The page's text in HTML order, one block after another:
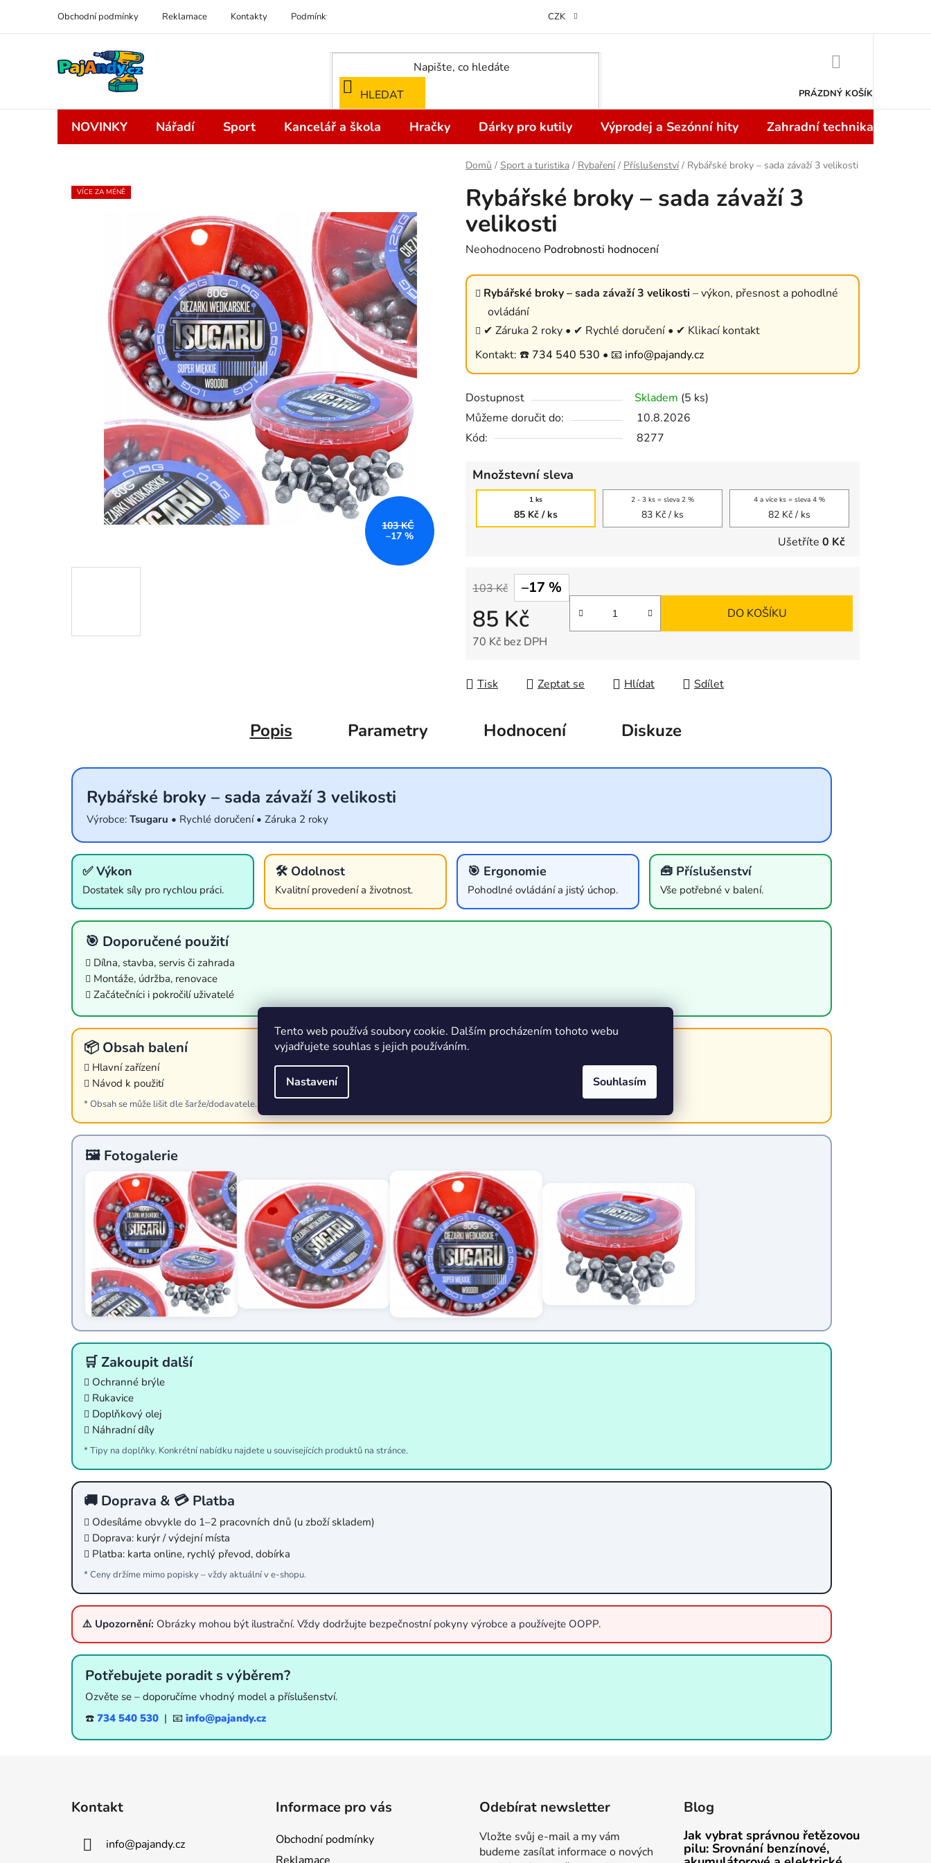
Tento web používá soubory cookie. Dalším procházením tohoto webu
vyjadřujete souhlas s jejich používáním.
Nastavení Souhlasím
obsah
Obchodní podmínky Reklamace Kontakty Podmínky ochrany osobních údajů Odstoupení od kupní smlouvy do 14 dní
CZK
HLEDAT PRÁZDNÝ KOŠÍK
NOVINKY Nářadí Sport Kancelář a škola Hračky Dárky pro kutily Výprodej a Sezónní hity Zahradní technika
Domů / Sport a turistika / Rybaření / Příslušenství / Rybářské broky – sada závaží 3 velikosti
Rybářské broky – sada závaží 3
velikosti
Průměrné
produktu
0,0
Neohodnoceno Podrobnosti hodnocení
Rybářské broky – sada závaží 3 velikosti– výkon, přesnost a pohodlné
ovládání
✔ Záruka 2 roky • ✔ Rychlé doručení • ✔ Klikací kontakt
Kontakt: ☎️ 734 540 530 • 📧 info@pajandy.cz
Dostupnost Skladem (5 ks)
Můžeme doručit do:
10.8.2026
Kód:
8277
Množstevní sleva
1 ks
85 Kč/ ks
2 - 3 ks = sleva 2 %
83 Kč/ ks
4 a více ks = sleva 4 %
82 Kč/ ks
Ušetříte 0 Kč
103 Kč –17 %
85 Kč
70 Kč bez DPH
DO KOŠÍKU
Tisk Zeptat se Hlídat Sdílet
VÍCE ZA MÉNĚ
103 KČ
–17 %
Popis Parametry Hodnocení Diskuze
Rybářské broky – sada závaží 3 velikosti
Výrobce: Tsugaru • Rychlé doručení • Záruka 2 roky
✅ Výkon
Dostatek síly pro rychlou práci.
🛠️ Odolnost
Kvalitní provedení a životnost.
🎯 Ergonomie
Pohodlné ovládání a jistý úchop.
🧰 Příslušenství
Vše potřebné v balení.
🎯 Doporučené použití
Dílna, stavba, servis či zahrada
Montáže, údržba, renovace
Začátečníci i pokročilí uživatelé
📦 Obsah balení
Hlavní zařízení
Návod k použití
* Obsah se může lišit dle šarže/dodavatele. Detailní rozpis na vyžádání.
🖼️ Fotogalerie
🛒 Zakoupit další
Ochranné brýle
Rukavice
Doplňkový olej
Náhradní díly
* Tipy na doplňky. Konkrétní nabídku najdete u souvisejících produktů na stránce.
🚚 Doprava & 💳 Platba
Odesíláme obvykle do 1–2 pracovních dnů (u zboží skladem)
Doprava: kurýr / výdejní místa
Platba: karta online, rychlý převod, dobírka
* Ceny držíme mimo popisky – vždy aktuální v e‑shopu.
⚠️ Upozornění: Obrázky mohou být ilustrační. Vždy dodržujte bezpečnostní pokyny výrobce a používejte OOPP.
Potřebujete poradit s výběrem?
Ozvěte se – doporučíme vhodný model a příslušenství.
☎️ 734 540 530 | 📧 info@pajandy.cz
Kontakt
info@pajandy.cz
Informace pro vás
Obchodní podmínky
Odebírat newsletter
Vložte svůj e-mail a my vám
budeme zasílat informace o nových
Blog
Jak vybrat správnou řetězovou
pilu: Srovnání benzínové,